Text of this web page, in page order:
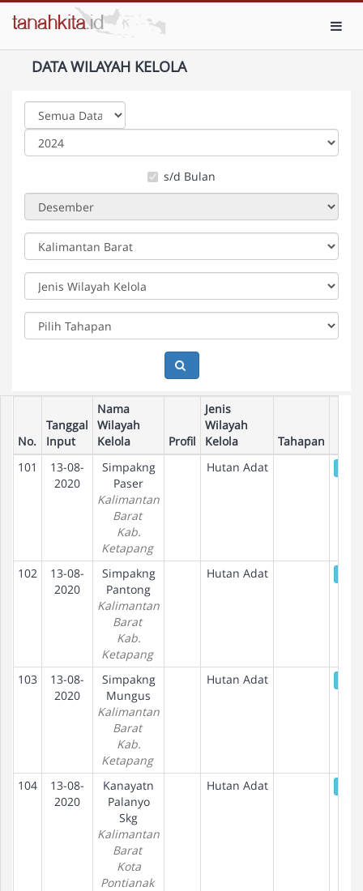
DATA WILAYAH KELOLA
s/d Bulan
No.
Tanggal
Input
Nama
Wilayah
Kelola
Profil
Jenis
Wilayah
Kelola
Tahapan
101
13-08-
2020
Simpakng
Paser
Kalimantan
Barat
Kab.
Ketapang
Hutan Adat
102
13-08-
2020
Simpakng
Pantong
Kalimantan
Barat
Kab.
Ketapang
Hutan Adat
103
13-08-
2020
Simpakng
Mungus
Kalimantan
Barat
Kab.
Ketapang
Hutan Adat
104
13-08-
2020
Kanayatn
Palanyo
Skg
Kalimantan
Barat
Kota
Pontianak
Hutan Adat